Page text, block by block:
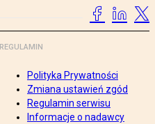
REGULAMIN
Polityka Prywatności
Zmiana ustawień zgód
Regulamin serwisu
Informacje o nadawcy